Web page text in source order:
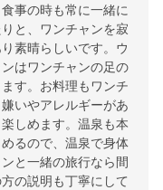
事の時も常に一緒に
と、ワンチャンを寂
素晴らしいです。ウ
はワンチャンの足の
す。お料理もワンチ
いやアレルギーがあ
しめます。温泉も本
るので、温泉で身体
と一緒の旅行なら間
の説明も丁寧にして